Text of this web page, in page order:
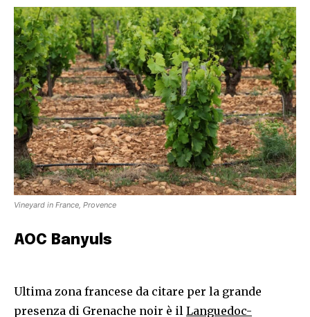
Vineyard in France, Provence
AOC Banyuls
Ultima zona francese da citare per la grande
presenza di Grenache noir è il Languedoc-